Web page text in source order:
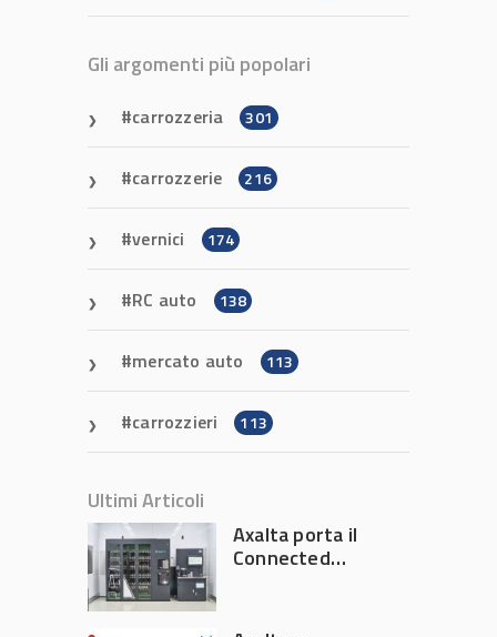
Gli argomenti più popolari
carrozzeria 301
carrozzerie 216
vernici 174
RC auto 138
mercato auto 113
carrozzieri 113
Ultimi Articoli
Axalta porta il
Connected
Automechanika